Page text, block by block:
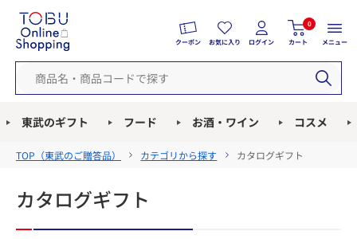
クーポン お気に入り ログイン
0
カート メニュー
東武のギフト フード お酒・ワイン コスメ
TOP（東武のご贈答品） カテゴリから探す カタログギフト
カタログギフト